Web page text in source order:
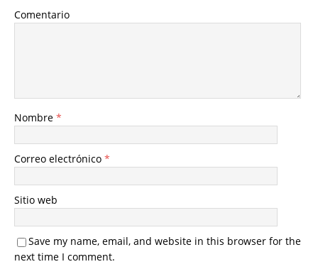
Comentario
Nombre *
Correo electrónico *
Sitio web
Save my name, email, and website in this browser for the
next time I comment.